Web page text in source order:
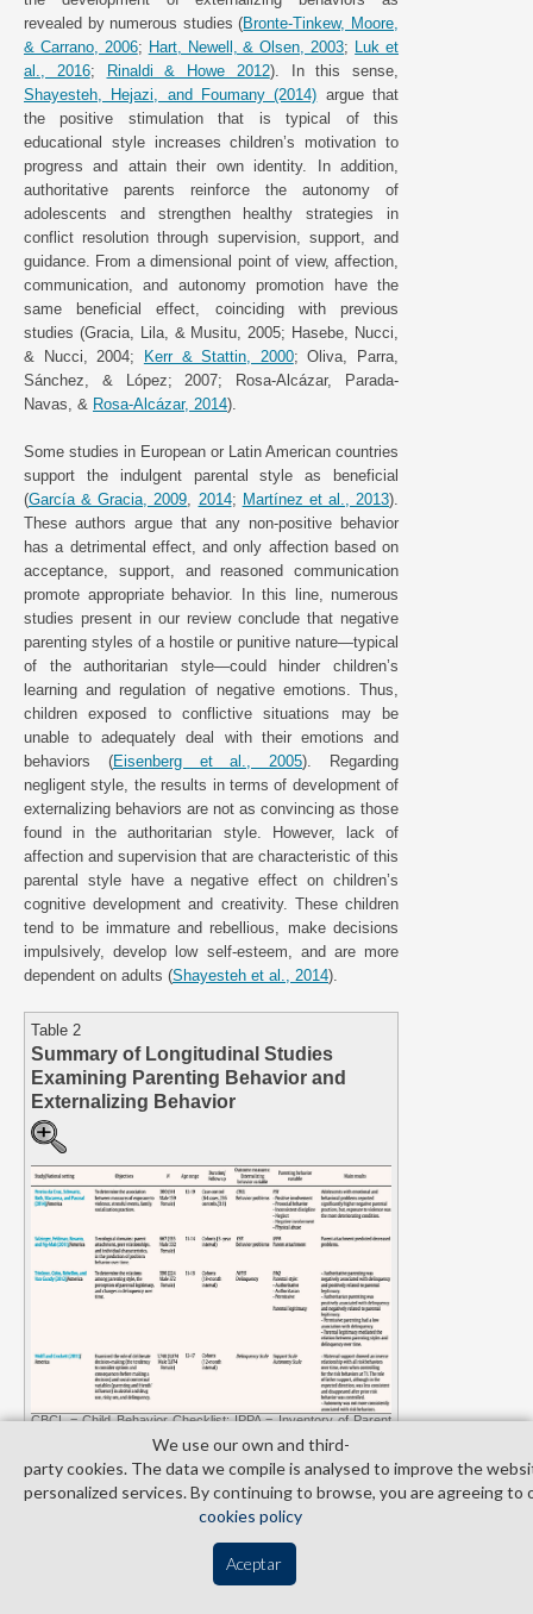
revealed by numerous studies (Bronte-Tinkew, Moore,
& Carrano, 2006; Hart, Newell, & Olsen, 2003; Luk et
al., 2016; Rinaldi & Howe 2012). In this sense,
Shayesteh, Hejazi, and Foumany (2014) argue that
the positive stimulation that is typical of this
educational style increases children’s motivation to
progress and attain their own identity. In addition,
authoritative parents reinforce the autonomy of
adolescents and strengthen healthy strategies in
conflict resolution through supervision, support, and
guidance. From a dimensional point of view, affection,
communication, and autonomy promotion have the
same beneficial effect, coinciding with previous
studies (Gracia, Lila, & Musitu, 2005; Hasebe, Nucci,
& Nucci, 2004; Kerr & Stattin, 2000; Oliva, Parra,
Sánchez, & López; 2007; Rosa-Alcázar, Parada-
Navas, & Rosa-Alcázar, 2014).
Some studies in European or Latin American countries
support the indulgent parental style as beneficial
(García & Gracia, 2009 2014; Martínez et al., 2013).
These authors argue that any non-positive behavior
has a detrimental effect, and only affection based on
acceptance, support, and reasoned communication
promote appropriate behavior. In this line, numerous
studies present in our review conclude that negative
parenting styles of a hostile or punitive nature—typical
of the authoritarian style—could hinder children’s
learning and regulation of negative emotions. Thus,
children exposed to conflictive situations may be
unable to adequately deal with their emotions and
behaviors (Eisenberg et al., 2005). Regarding
negligent style, the results in terms of development of
externalizing behaviors are not as convincing as those
found in the authoritarian style. However, lack of
affection and supervision that are characteristic of this
parental style have a negative effect on children’s
cognitive development and creativity. These children
tend to be immature and rebellious, make decisions
impulsively, develop low self-esteem, and are more
dependent on adults (Shayesteh et al., 2014).
Table 2
Summary of Longitudinal Studies
Examining Parenting Behavior and
Externalizing Behavior
CBCL = Child Behavior Checklist; IPPA = Inventory of Parent
Hampshire Youth Study; PAQ = Parental Authority
Questionnaire; PSI = Parenting Style Inventory; YSR = Youth
Self Report
The studies included in this systematic review found
contradictory results in the parental control dimension.
On the one hand, most publications associate it with
We use our own and third­
party cookies. The data we compile is analysed to improve the
personalized services. By continuing to browse, you are agreeing to
cookies policy
Aceptar